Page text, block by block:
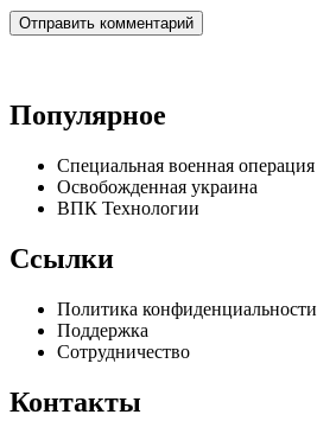
Популярное
Специальная военная операция
Освобожденная украина
ВПК Технологии
Ссылки
Политика конфиденциальности
Поддержка
Сотрудничество
Контакты